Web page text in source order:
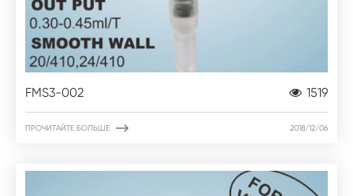
FMS3-002 1519
ПРОЧИТАЙТЕ БОЛЬШЕ  2018/12/06